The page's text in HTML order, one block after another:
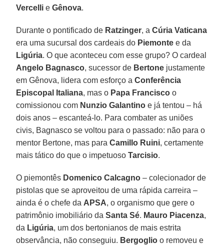
Vercelli eGênova.
Durante o pontificado de Ratzinger, aCúria Vaticana
era uma sucursal dos cardeais do Piemonte e da
Ligúria. O que aconteceu com esse grupo? O cardeal
Angelo Bagnasco, sucessor de Bertone justamente
em Gênova, lidera com esforço aConferência
Episcopal Italiana, mas o Papa Francisco o
comissionou com Nunzio Galantino e já tentou – há
dois anos – escanteá-lo. Para combater as uniões
civis, Bagnasco se voltou para o passado: não para o
mentor Bertone, mas paraCamillo Ruini, certamente
mais tático do que o impetuosoTarcisio.
O piemontês Domenico Calcagno – colecionador de
pistolas que se aproveitou de uma rápida carreira –
ainda é o chefe da APSA, o organismo que gere o
patrimônio imobiliário da Santa Sé. Mauro Piacenza,
da Ligúria, um dos bertonianos de mais estrita
observância, não conseguiu. Bergoglio o removeu e